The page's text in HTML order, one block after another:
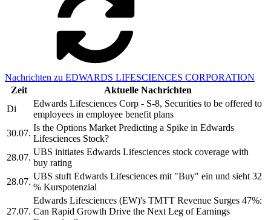
Nachrichten zu EDWARDS LIFESCIENCES CORPORATION
Zeit
Aktuelle Nachrichten
Di
Edwards Lifesciences Corp - S-8, Securities to be offered to
employees in employee benefit plans
30.07.
Is the Options Market Predicting a Spike in Edwards
Lifesciences Stock?
28.07.
UBS initiates Edwards Lifesciences stock coverage with
buy rating
28.07.
UBS stuft Edwards Lifesciences mit "Buy" ein und sieht 32
% Kurspotenzial
27.07.
Edwards Lifesciences (EW)'s TMTT Revenue Surges 47%:
Can Rapid Growth Drive the Next Leg of Earnings